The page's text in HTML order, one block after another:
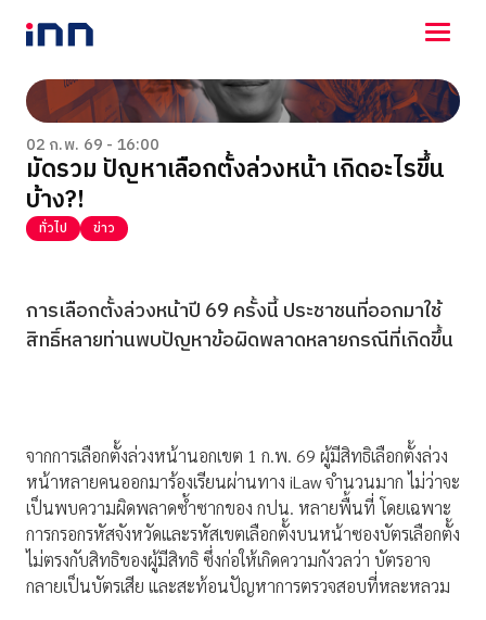
NEWS
ENTERTAINMENT
LIFESTYLE
HOROSCOPE
LOTTERY
VIDEO
02 ก.พ. 69 - 16:00
มัดรวม ปัญหาเลือกตั้งล่วงหน้า เกิดอะไรขึ้น
บ้าง?!
ทั่วไป ข่าว
การเลือกตั้งล่วงหน้าปี 69 ครั้งนี้ ประชาชนที่ออกมาใช้
สิทธิ์หลายท่านพบปัญหาข้อผิดพลาดหลายกรณีที่เกิดขึ้น
จากการเลือกตั้งล่วงหน้านอกเขต 1 ก.พ. 69 ผู้มีสิทธิเลือกตั้งล่วง
หน้าหลายคนออกมาร้องเรียนผ่านทาง iLaw จำนวนมาก ไม่ว่าจะ
เป็นพบความผิดพลาดซ้ำซากของ กปน. หลายพื้นที่ โดยเฉพาะ
การกรอกรหัสจังหวัดและรหัสเขตเลือกตั้งบนหน้าซองบัตรเลือกตั้ง
ไม่ตรงกับสิทธิของผู้มีสิทธิ ซึ่งก่อให้เกิดความกังวลว่า บัตรอาจ
กลายเป็นบัตรเสีย และสะท้อนปัญหาการตรวจสอบที่หละหลวม